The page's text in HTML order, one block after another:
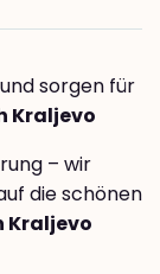
sorgen für
Kraljevo
– wir
die schönen
Kraljevo